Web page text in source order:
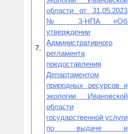
7.
области от 31.05.2023
№ 3-НПА «Об
утверждении
Административного
регламента
предоставления
Департаментом
природных ресурсов и
экологии Ивановской
области
государственной услуги
по выдаче и